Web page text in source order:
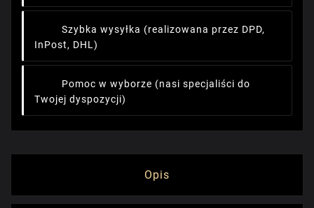
Szybka wysyłka (realizowana przez DPD,
InPost, DHL)
Pomoc w wyborze (nasi specjaliści do
Twojej dyspozycji)
Opis